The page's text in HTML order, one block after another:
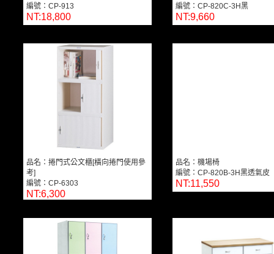
編號：CP-913
NT:18,800
編號：CP-820C-3H黑
NT:9,660
品名：捲門式公文櫃[橫向捲門使用參
考]
編號：CP-6303
NT:6,300
品名：機場椅
編號：CP-820B-3H黑透氣皮
NT:11,550